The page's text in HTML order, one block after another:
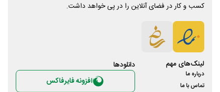
کسب و کار در فضای آنلاین را در پی خواهد داشت.
لینک‌های مهم
درباره ما
تماس با ما
دانلود‌ها
افزونه فایرفاکس